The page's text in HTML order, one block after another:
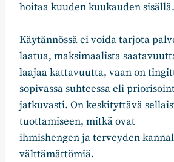
hoitaa kuuden kuukauden sisällä.
Käytännössä ei voida tarjota
laatua, maksimaalista
laajaa kattavuutta, vaan on
sopivassa suhteessa eli
jatkuvasti. On keskityttävä
tuottamiseen, mitkä ovat
ihmishengen ja terveyden
välttämättömiä.